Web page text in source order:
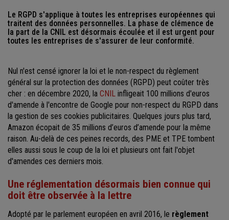
Le RGPD s'applique à toutes les entreprises européennes qui
traitent des données personnelles. La phase de clémence de
la part de la CNIL est désormais écoulée et il est urgent pour
toutes les entreprises de s'assurer de leur conformité.
Nul n'est censé ignorer la loi et le non-respect du règlement
général sur la protection des données (RGPD) peut coûter très
cher : en décembre 2020, la CNIL infligeait 100 millions d'euros
d'amende à l'encontre de Google pour non-respect du RGPD dans
la gestion de ses cookies publicitaires. Quelques jours plus tard,
Amazon écopait de 35 millions d’euros d’amende pour la même
raison. Au-delà de ces peines records, des PME et TPE tombent
elles aussi sous le coup de la loi et plusieurs ont fait l'objet
d'amendes ces derniers mois.
Une réglementation désormais bien connue qui
doit être observée à la lettre
Adopté par le parlement européen en avril 2016, le règlement